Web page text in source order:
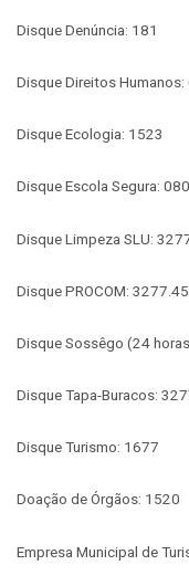
Disque Denúncia: 181
Disque Direitos
Disque Ecologia: 1523
Disque Escola Segura:
Disque Limpeza SLU:
Disque PROCOM:
Disque Sossêgo (24
Disque Tapa-Buracos:
Disque Turismo: 1677
Doação de Órgãos: 1520
Empresa Municipal de